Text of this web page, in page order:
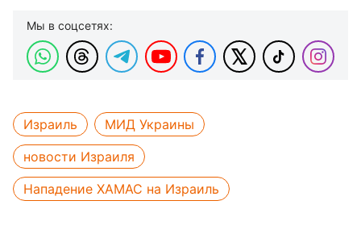
Мы в соцсетях:
Израиль
МИД Украины
новости Израиля
Нападение ХАМАС на Израиль